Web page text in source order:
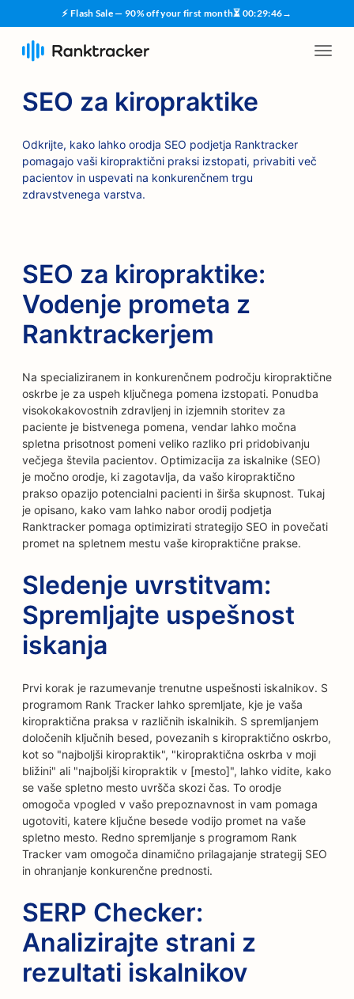
⚡ Flash Sale — 90% off your first month⏳ 00:29:45→
SEO za kiropraktike
Odkrijte, kako lahko orodja SEO podjetja Ranktracker
pomagajo vaši kiropraktični praksi izstopati, privabiti več
pacientov in uspevati na konkurenčnem trgu
zdravstvenega varstva.
SEO za kiropraktike:
Vodenje prometa z
Ranktrackerjem
Na specializiranem in konkurenčnem področju kiropraktične
oskrbe je za uspeh ključnega pomena izstopati. Ponudba
visokokakovostnih zdravljenj in izjemnih storitev za
paciente je bistvenega pomena, vendar lahko močna
spletna prisotnost pomeni veliko razliko pri pridobivanju
večjega števila pacientov. Optimizacija za iskalnike (SEO)
je močno orodje, ki zagotavlja, da vašo kiropraktično
prakso opazijo potencialni pacienti in širša skupnost. Tukaj
je opisano, kako vam lahko nabor orodij podjetja
Ranktracker pomaga optimizirati strategijo SEO in povečati
promet na spletnem mestu vaše kiropraktične prakse.
Sledenje uvrstitvam:
Spremljajte uspešnost
iskanja
Prvi korak je razumevanje trenutne uspešnosti iskalnikov. S
programom Rank Tracker lahko spremljate, kje je vaša
kiropraktična praksa v različnih iskalnikih. S spremljanjem
določenih ključnih besed, povezanih s kiropraktično oskrbo,
kot so "najboljši kiropraktik", "kiropraktična oskrba v moji
bližini" ali "najboljši kiropraktik v [mesto]", lahko vidite, kako
se vaše spletno mesto uvršča skozi čas. To orodje
omogoča vpogled v vašo prepoznavnost in vam pomaga
ugotoviti, katere ključne besede vodijo promet na vaše
spletno mesto. Redno spremljanje s programom Rank
Tracker vam omogoča dinamično prilagajanje strategij SEO
in ohranjanje konkurenčne prednosti.
SERP Checker:
Analizirajte strani z
rezultati iskalnikov